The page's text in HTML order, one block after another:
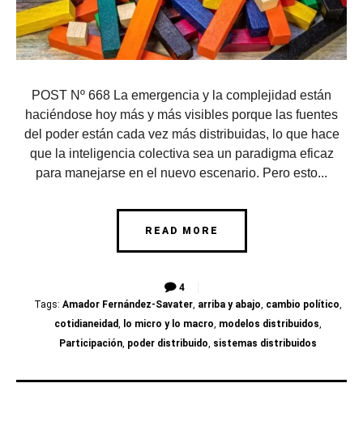
POST Nº 668 La emergencia y la complejidad están
haciéndose hoy más y más visibles porque las fuentes
del poder están cada vez más distribuidas, lo que hace
que la inteligencia colectiva sea un paradigma eficaz
para manejarse en el nuevo escenario. Pero esto...
READ MORE
4
Tags: Amador Fernández-Savater, arriba y abajo, cambio político,
cotidianeidad, lo micro y lo macro, modelos distribuidos,
Participación, poder distribuido, sistemas distribuidos